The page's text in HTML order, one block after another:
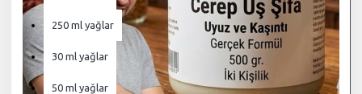
250 ml yağlar
30 ml yağlar
50 ml yağlar